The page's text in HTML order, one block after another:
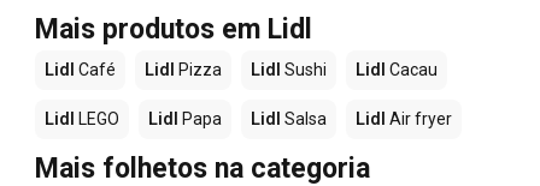
Mais produtos em Lidl
Lidl Café Lidl Pizza Lidl Sushi Lidl Cacau
Lidl LEGO Lidl Papa Lidl Salsa Lidl Air fryer
Mais folhetos na categoria